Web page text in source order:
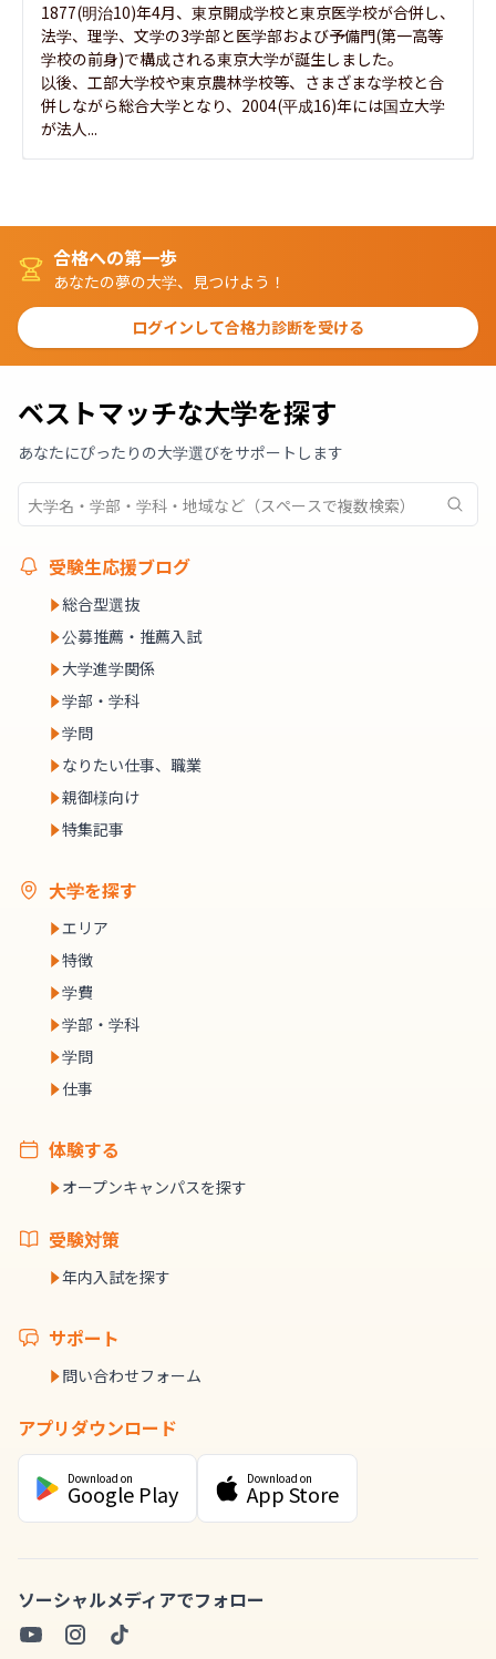
1877(明治10)年4月、東京開成学校と東京医学校が合併し、
法学、理学、文学の3学部と医学部および予備門(第一高等
学校の前身)で構成される東京大学が誕生しました。
以後、工部大学校や東京農林学校等、さまざまな学校と合
併しながら総合大学となり、2004(平成16)年には国立大学
が法人...
合格への第一歩
あなたの夢の大学、見つけよう！
ログインして合格力診断を受ける
ベストマッチな大学を探す
あなたにぴったりの大学選びをサポートします
受験生応援ブログ
総合型選抜
公募推薦・推薦入試
大学進学関係
学部・学科
学問
なりたい仕事、職業
親御様向け
特集記事
大学を探す
エリア
特徴
学費
学部・学科
学問
仕事
体験する
オープンキャンパスを探す
受験対策
年内入試を探す
サポート
問い合わせフォーム
アプリダウンロード
Download on
Google Play
Download on
App Store
ソーシャルメディアでフォロー